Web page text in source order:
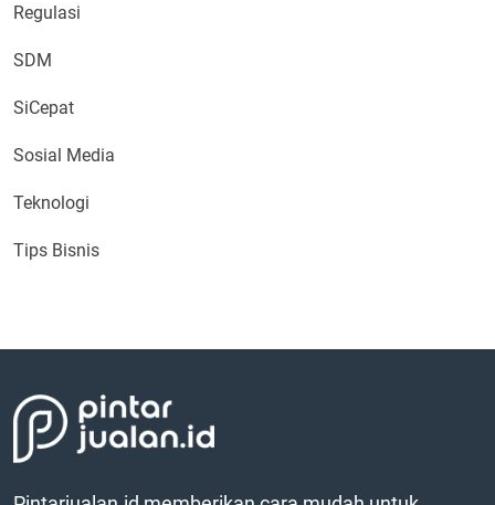
Regulasi
SDM
SiCepat
Sosial Media
Teknologi
Tips Bisnis